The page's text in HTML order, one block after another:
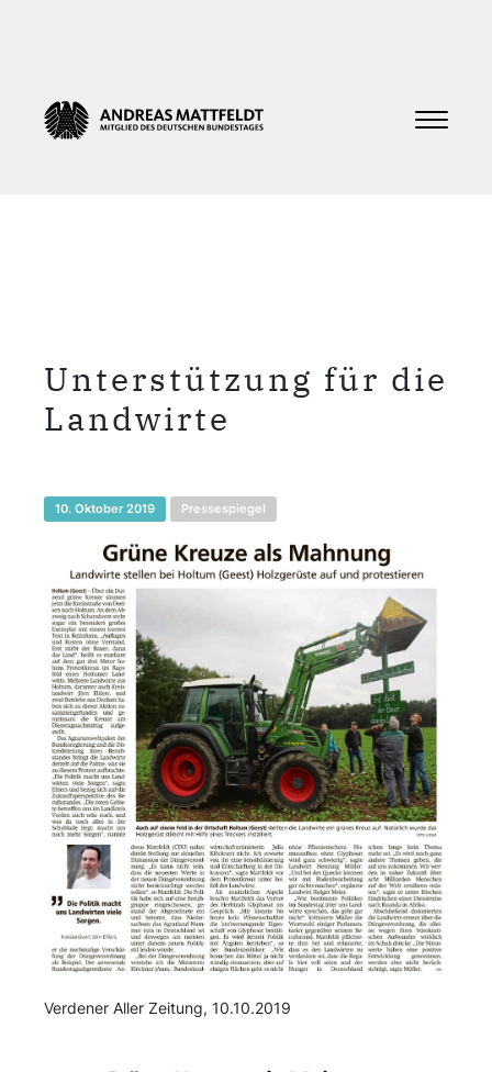
Unterstützung für die
Landwirte
10. Oktober 2019 Pressespiegel
Verdener Aller Zeitung, 10.10.2019